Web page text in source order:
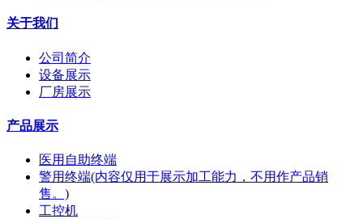
关于我们
公司简介
设备展示
厂房展示
产品展示
医用自助终端
警用终端(内容仅用于展示加工能力，不用作产品销
售。)
工控机